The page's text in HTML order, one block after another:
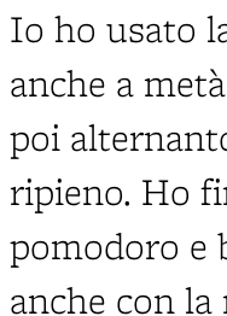
Io ho usato
anche a
poi
ripieno. Ho
pomodoro e
anche con